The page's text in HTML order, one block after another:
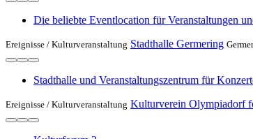
Die beliebte Eventlocation für Veranstaltungen
Ereignisse / Kulturveranstaltung Stadthalle Germering
Stadthalle und Veranstaltungszentrum für
Ereignisse / Kulturveranstaltung Kulturverein Olympiadorf